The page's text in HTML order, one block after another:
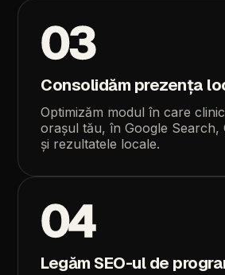
03
Consolidăm prezența
Optimizăm modul în care
orașul tău, în Google Search,
și rezultatele locale.
04
Legăm SEO-ul de